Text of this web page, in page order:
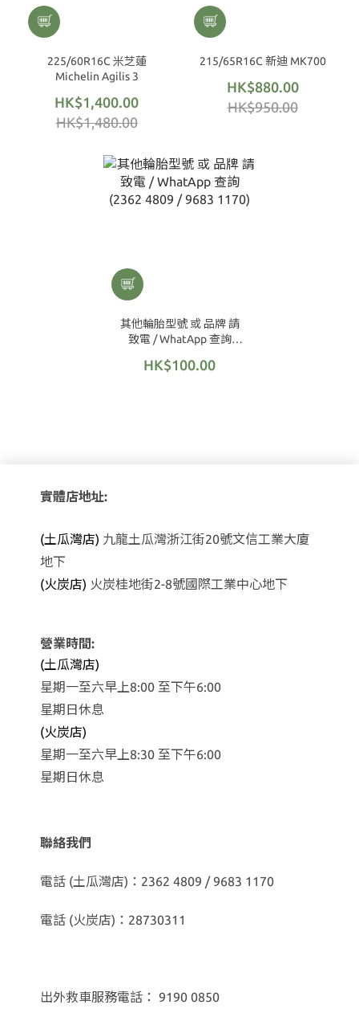
225/60R16C 米芝蓮
Michelin Agilis 3
HK$1,400.00
HK$1,480.00
215/65R16C 新迪 MK700
HK$880.00
HK$950.00
其他輪胎型號 或 品牌 請
致電 / WhatApp 查詢
HK$100.00
實體店地址:
(土瓜灣店) 九龍土瓜灣浙江街20號文信工業大廈
地下
(火炭店) 火炭桂地街2-8號國際工業中心地下
營業時間:
(土瓜灣店)
星期一至六早上8:00 至下午6:00
星期日休息
(火炭店)
星期一至六早上8:30 至下午6:00
星期日休息
聯絡我們
電話 (土瓜灣店)：2362 4809 / 9683 1170
電話 (火炭店)：28730311
出外救車服務電話： 9190 0850